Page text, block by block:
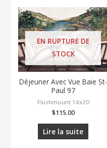
EN RUPTURE DE
STOCK
Déjeuner Avec Vue Baie St-
Paul 97
Flushmount 14x20
$115.00
Lire la suite